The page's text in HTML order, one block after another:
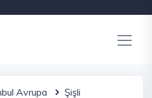
Avrupa
Şişli